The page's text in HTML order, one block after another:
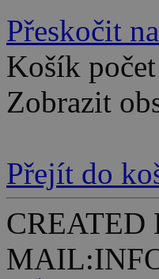
Přeskočit
Košík
Zobrazit
Přejít do
CREATED